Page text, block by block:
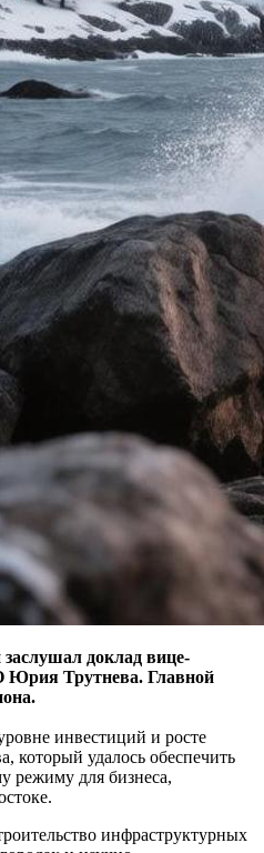
доклад вице-
Юрия Трутнева. Главной
инвестиций и росте
который удалось обеспечить
режиму для бизнеса,
инфраструктурных